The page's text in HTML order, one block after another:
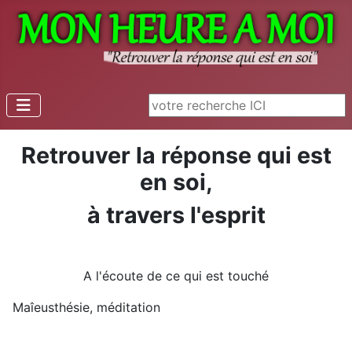
Rechercher
Retrouver la réponse qui est
en soi,
à travers l'esprit
A l'écoute de ce qui est touché
Maîeusthésie, méditation